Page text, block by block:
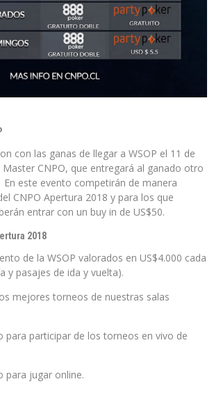
con las ganas de llegar a WSOP el 11 de
CNPO, que entregará al ganado otro
En este evento competirán de manera
CNPO Apertura 2018 y para los que
entrar con un buy in de US$50.
2018
de la WSOP valorados en US$4.000 cada
y pasajes de ida y vuelta).
mejores torneos de nuestras salas
para participar de los torneos en vivo de
para jugar online.